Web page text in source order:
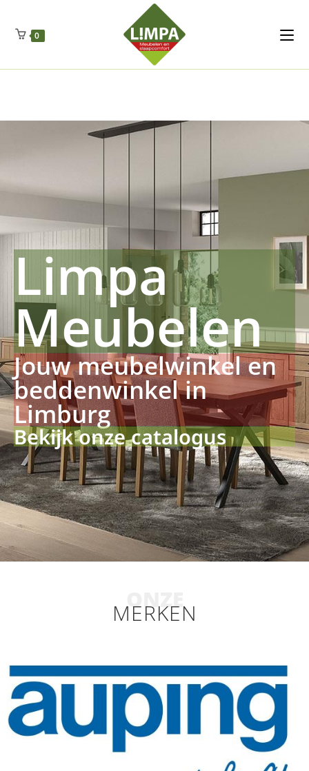
Regenschut
Drueckerpro
Fettsauren Dekemax Kapselmed
Luftkuhlen Zauberfan Netzfenste Insektensc
0
Limpa
Meubelen
Jouw meubelwinkel en
beddenwinkel in
Limburg
Bekijk onze catalogus
ONZE
MERKEN